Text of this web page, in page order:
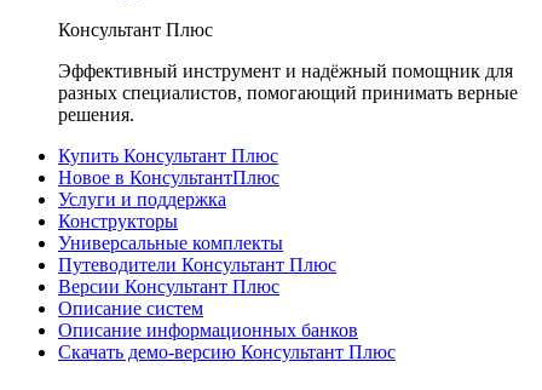
Консультант Плюс
Эффективный инструмент и надёжный помощник для
разных специалистов, помогающий принимать верные
решения.
Купить Консультант Плюс
Новое в КонсультантПлюс
Услуги и поддержка
Конструкторы
Универсальные комплекты
Путеводители Консультант Плюс
Версии Консультант Плюс
Описание систем
Описание информационных банков
Скачать демо-версию Консультант Плюс